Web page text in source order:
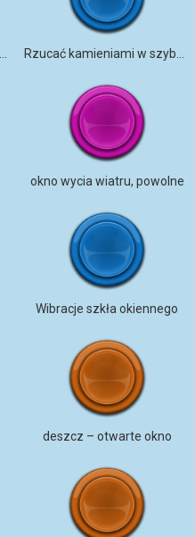
okno wycia wiatru, powolne
Wibracje szkła okiennego
deszcz – otwarte okno